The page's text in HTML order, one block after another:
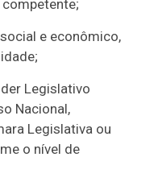
e econômico,
Legislativo
Nacional,
Legislativa ou
o nível de